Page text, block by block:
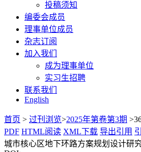
投稿须知
编委会成员
理事单位成员
杂志订阅
加入我们
成为理事单位
实习生招聘
联系我们
English
首页 > 过刊浏览>2025年第卷第3期
PDF HTML阅读 XML下载 导出引用
城市核心区地下环路方案规划设计研